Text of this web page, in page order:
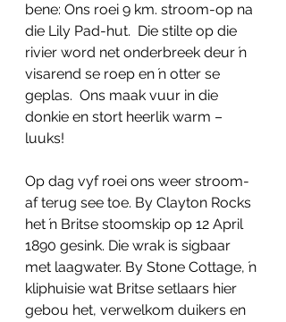
bene: Ons roei 9 km. stroom-op na
die Lily Pad-hut.  Die stilte op die
rivier word net onderbreek deur ŉ
visarend se roep en ŉ otter se
geplas.  Ons maak vuur in die
donkie en stort heerlik warm –
luuks!
Op dag vyf roei ons weer stroom-
af terug see toe. By Clayton Rocks
het ŉ Britse stoomskip op 12 April
1890 gesink. Die wrak is sigbaar
met laagwater. By Stone Cottage, ŉ
kliphuisie wat Britse setlaars hier
gebou het, verwelkom duikers en